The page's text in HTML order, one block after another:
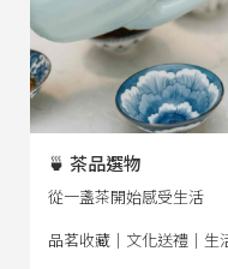
🍵 茶品選物
從一盞茶開始感受生活
品茗收藏｜文化送禮｜生